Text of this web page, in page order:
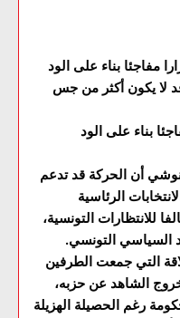
مفاجئا بناء على الود
قد لا يكون أكثر من جس
بناء على الود
أن الحركة قد تدعم
الرئاسية
للانتظارات التونسية،
السياسي التونسي.
التي جمعت الطرفين
الشاهد عن حزبه،
رغم الحصيلة الهزيلة